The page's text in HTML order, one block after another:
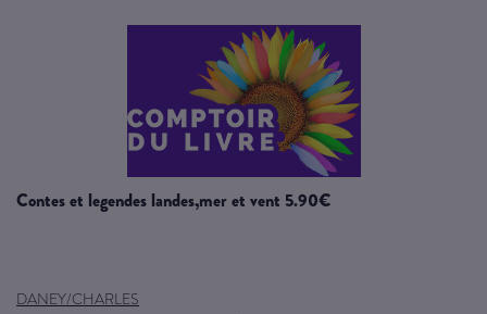
contes et legendes landes,mer et vent 5.90€
DANEY/CHARLES